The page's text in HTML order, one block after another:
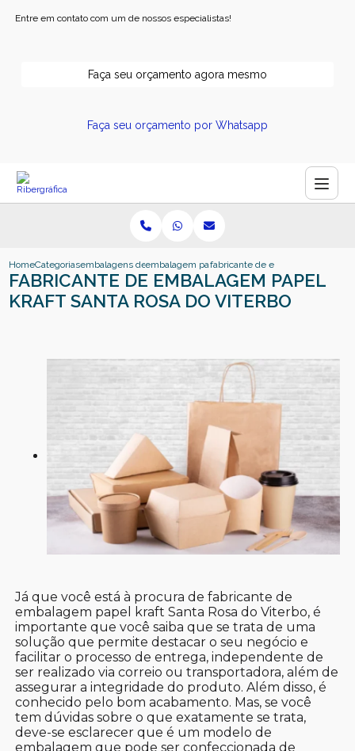
Entre em contato com um de nossos especialistas!
Faça seu orçamento agora mesmo
Faça seu orçamento por Whatsapp
HomeCategoriasembalagens de papelembalagem papel pardofabricante de embalagem papel
FABRICANTE DE EMBALAGEM PAPEL
KRAFT SANTA ROSA DO VITERBO
Já que você está à procura de fabricante de
embalagem papel kraft Santa Rosa do Viterbo, é
importante que você saiba que se trata de uma
solução que permite destacar o seu negócio e
facilitar o processo de entrega, independente de
ser realizado via correio ou transportadora, além de
assegurar a integridade do produto. Além disso, é
conhecido pelo bom acabamento. Mas, se você
tem dúvidas sobre o que exatamente se trata,
deve-se esclarecer que é um modelo de
embalagem que pode ser confeccionada de